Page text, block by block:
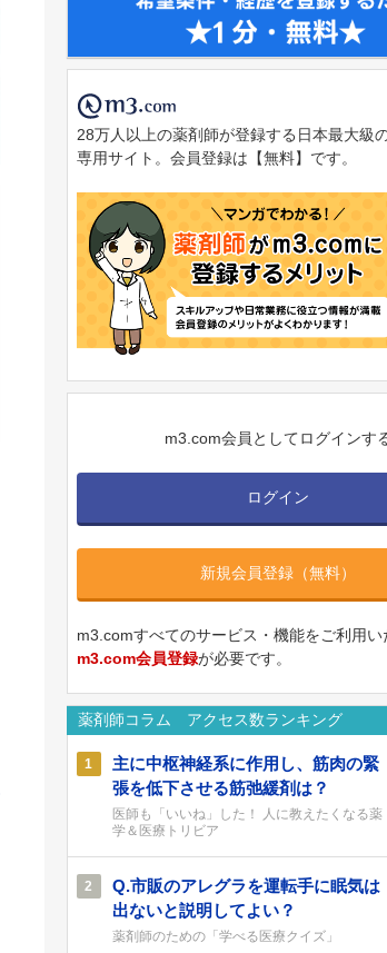
28万人以上の薬剤師が登録する日本最大級
専用サイト。会員登録は【無料】です。
m3.com会員としてログインす
ログイン
新規会員登録（無料）
m3.comすべてのサービス・機能をご利用い
m3.com会員登録が必要です。
薬剤師コラム アクセス数ランキング
1
主に中枢神経系に作用し、筋肉の緊
張を低下させる筋弛緩剤は？
医師も「いいね」した！ 人に教えたくなる薬
学＆医療トリビア
2
Q.市販のアレグラを運転手に眠気は
出ないと説明してよい？
薬剤師のための「学べる医療クイズ」